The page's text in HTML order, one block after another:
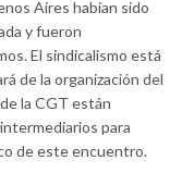
Aires habían sido
y fueron
El sindicalismo está
de la organización del
la CGT están
para
de este encuentro.